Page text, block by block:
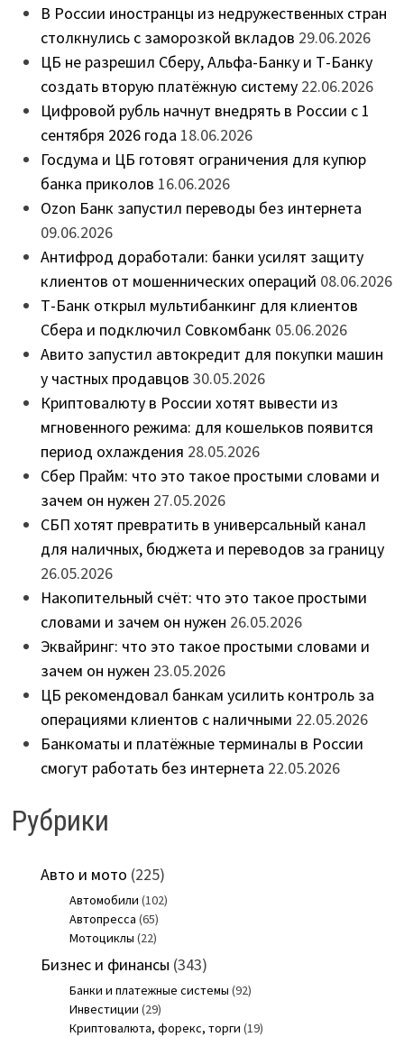
В России иностранцы из недружественных стран
столкнулись с заморозкой вкладов 29.06.2026
ЦБ не разрешил Сберу, Альфа-Банку и Т-Банку
создать вторую платёжную систему 22.06.2026
Цифровой рубль начнут внедрять в России с 1
сентября 2026 года 18.06.2026
Госдума и ЦБ готовят ограничения для купюр
банка приколов 16.06.2026
Ozon Банк запустил переводы без интернета
09.06.2026
Антифрод доработали: банки усилят защиту
клиентов от мошеннических операций 08.06.2026
Т-Банк открыл мультибанкинг для клиентов
Сбера и подключил Совкомбанк 05.06.2026
Авито запустил автокредит для покупки машин
у частных продавцов 30.05.2026
Криптовалюту в России хотят вывести из
мгновенного режима: для кошельков появится
период охлаждения 28.05.2026
Сбер Прайм: что это такое простыми словами и
зачем он нужен 27.05.2026
СБП хотят превратить в универсальный канал
для наличных, бюджета и переводов за границу
26.05.2026
Накопительный счёт: что это такое простыми
словами и зачем он нужен 26.05.2026
Эквайринг: что это такое простыми словами и
зачем он нужен 23.05.2026
ЦБ рекомендовал банкам усилить контроль за
операциями клиентов с наличными 22.05.2026
Банкоматы и платёжные терминалы в России
смогут работать без интернета 22.05.2026
Рубрики
Авто и мото (225)
Автомобили (102)
Автопресса (65)
Мотоциклы (22)
Бизнес и финансы (343)
Банки и платежные системы (92)
Инвестиции (29)
Криптовалюта, форекс, торги (19)